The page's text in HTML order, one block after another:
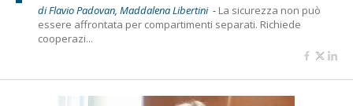
di Flavio Padovan, Maddalena Libertini - La sicurezza non può
essere affrontata per compartimenti separati. Richiede
cooperazi...